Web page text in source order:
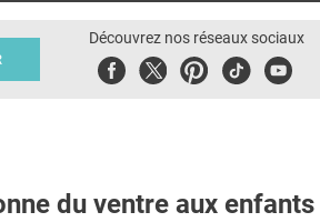
Découvrez nos réseaux sociaux
FacebookTwitterPinterest
TiktokYoubute
du ventre aux enfants